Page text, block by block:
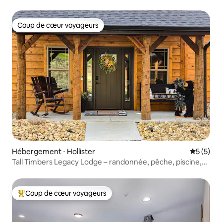
Coup de cœur voyageurs
Coup de cœur voyageurs
Hébergement ⋅ Hollister
5 (5)
Tall Timbers Legacy Lodge – randonnée, pêche, piscine,
Coups de cœur voyageurs les plus appréciés
Coup de cœur voyageurs